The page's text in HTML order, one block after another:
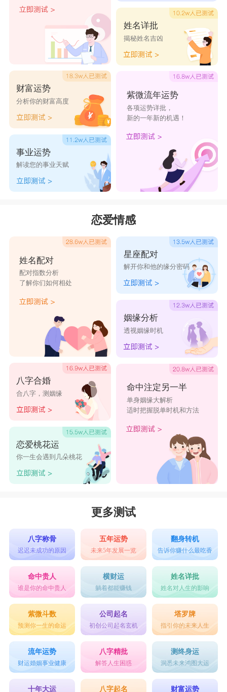
财富运势
分析你的财富高度
事业运势
解读您的事业天赋
姓名详批
揭秘姓名吉凶
紫微流年运势
各项运势详批，
新的一年新的机遇！
恋爱情感
姓名配对
配对指数分析
了解你们如何相处
八字合婚
合八字，测姻缘
恋爱桃花运
你一生会遇到几朵桃花
星座配对
解开你和他的缘分密码
姻缘分析
透视姻缘时机
命中注定另一半
单身姻缘大解析
适时把握脱单时机和方法
更多测试
八字称骨
迟迟未成功的原因
五年运势
未来5年发展一览
翻身转机
告诉你赚什么最吃香
命中贵人
谁是你的命中贵人
横财运
躺着都能赚钱
姓名详批
姓名对人生的影响
紫微斗数
预测你一生的命运
公司起名
初创公司起名玄机
塔罗牌
指引你的未来人生
流年运势
财运婚姻事业健康
八字精批
解答人生困惑
测终身运
洞悉未来鸿图大运
十年大运 八字起名 财富运势